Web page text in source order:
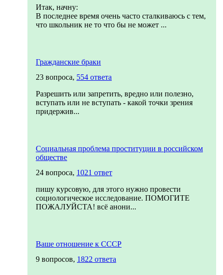
Итак, начну:
В последнее время очень часто сталкиваюсь с тем,
что школьник не то что бы не может ...
Гражданские браки
23 вопроса, 554 ответа
Разрешить или запретить, вредно или полезно,
вступать или не вступать - какой точки зрения
придержив...
Социальная проблема проституции в российском
обществе
24 вопроса, 1021 ответ
пишу курсовую, для этого нужно провести
социологическое исследование. ПОМОГИТЕ
ПОЖАЛУЙСТА! всё анони...
Ваше отношение к СССР
9 вопросов, 1822 ответа